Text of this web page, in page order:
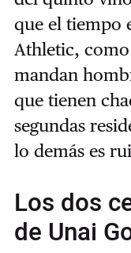
que el tiempo
Athletic, como
mandan
que tienen
segundas
lo demás es
Los dos
de Unai